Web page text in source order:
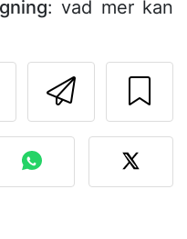
: vad mer kan
Skriv ut
en fråga till
foto av